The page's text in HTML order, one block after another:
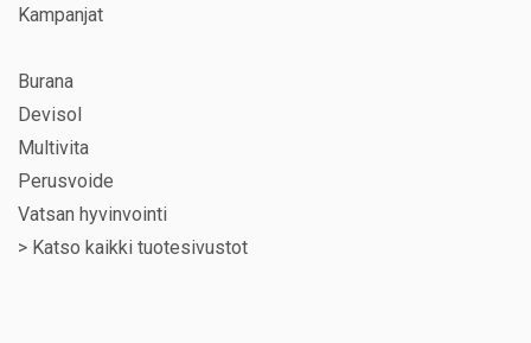
Kampanjat
Burana
Devisol
Multivita
Perusvoide
Vatsan hyvinvointi
> Katso kaikki tuotesivustot